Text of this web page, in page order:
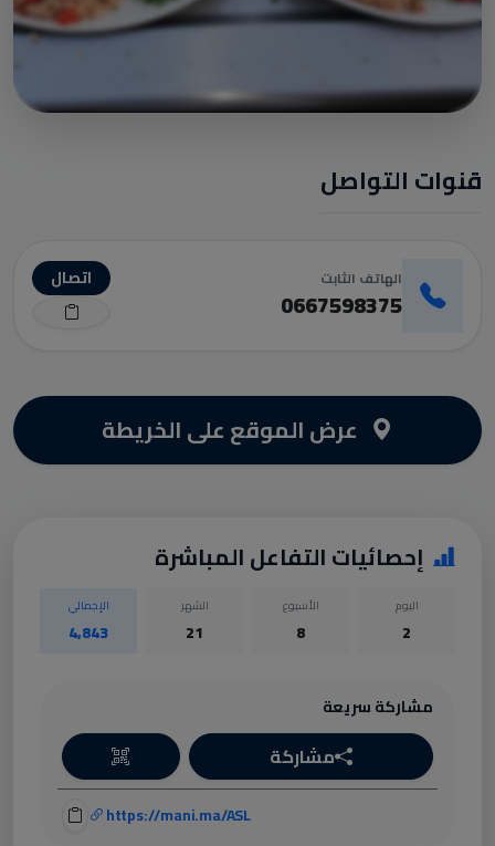
قنوات التواصل
الهاتف الثابت
0667598375
اتصال
عرض الموقع على الخريطة
إحصائيات التفاعل المباشرة
اليوم
2
الأسبوع
8
الشهر
21
الإجمالي
4,843
مشاركة سريعة
مشاركة
https://mani.ma/ASL